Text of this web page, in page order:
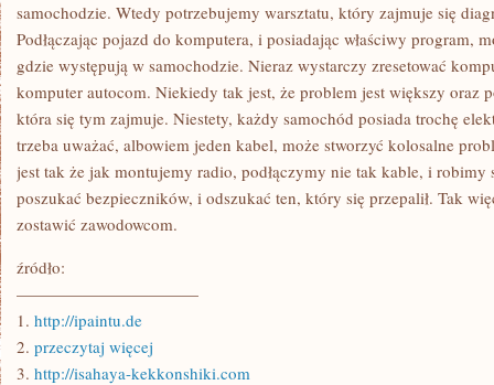
samochodzie. Wtedy potrzebujemy warsztatu, który zajmuje się
Podłączając pojazd do komputera, i posiadając właściwy program,
gdzie występują w samochodzie. Nieraz wystarczy zresetować
komputer autocom. Niekiedy tak jest, że problem jest większy oraz
która się tym zajmuje. Niestety, każdy samochód posiada trochę
trzeba uważać, albowiem jeden kabel, może stworzyć kolosalne
jest tak że jak montujemy radio, podłączymy nie tak kable, i robimy
poszukać bezpieczników, i odszukać ten, który się przepalił. Tak
zostawić zawodowcom.
źródło:
———————————
1. http://ipaintu.de
2. przeczytaj więcej
3. http://isahaya-kekkonshiki.com